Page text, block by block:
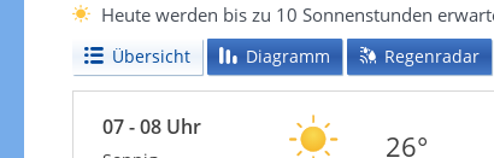
Heute werden bis zu 10 Sonnenstunden
Übersicht Diagramm Regenradar
07 - 08 Uhr
26°